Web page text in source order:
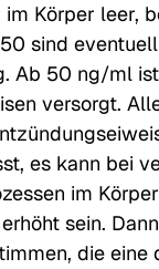
Körper leer,
sind
Ab 50 ng/ml
versorgt.
es kann bei
im Körper
sein.
die eine